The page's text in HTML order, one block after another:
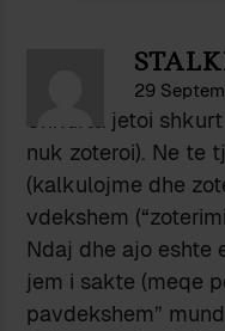
29
Shkurta jetoi
nuk zoteroi). Ne te
(kalkulojme dhe
vdekshem
Ndaj dhe ajo eshte
jem i sakte (meqe
pavdekshem”